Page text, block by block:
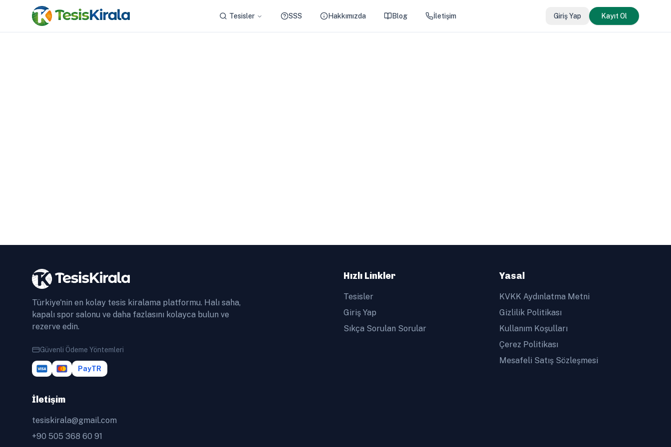
Tesisler SSS Hakkımızda Blog İletişim Giriş Yap Kayıt Ol
Türkiye'nin en kolay tesis kiralama platformu. Halı saha,
kapalı spor salonu ve daha fazlasını kolayca bulun ve
rezerve edin.
Güvenli Ödeme Yöntemleri
PayTR
Hızlı Linkler
Tesisler
Giriş Yap
Sıkça Sorulan Sorular
Yasal
KVKK Aydınlatma Metni
Gizlilik Politikası
Kullanım Koşulları
Çerez Politikası
Mesafeli Satış Sözleşmesi
İletişim
tesiskirala@gmail.com
+90 505 368 60 91